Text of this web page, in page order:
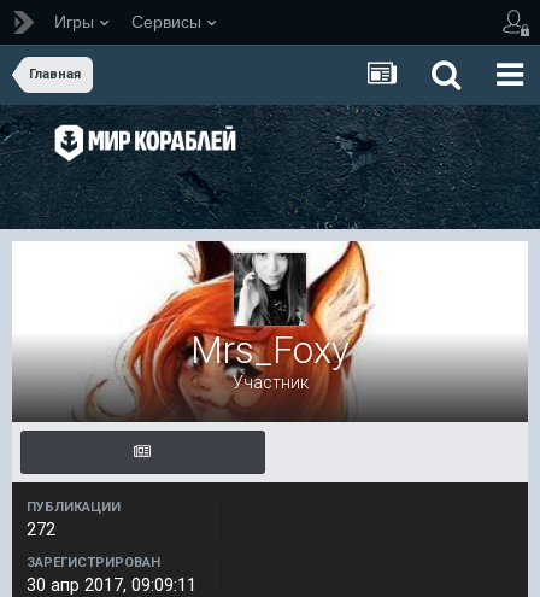
Игры Сервисы
Главная
Mrs_Foxy
Участник
ПУБЛИКАЦИИ
272
ЗАРЕГИСТРИРОВАН
30 апр 2017, 09:09:11